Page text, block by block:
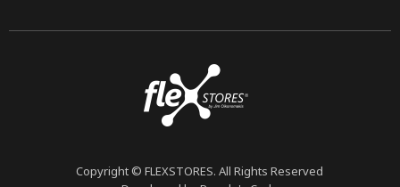
Copyright © FLEXSTORES. All Rights Reserved